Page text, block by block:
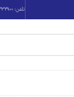
تلفن: 33332900 – 33332744 – 33332642 (061)